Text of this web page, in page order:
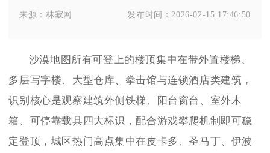
来源：林寂网 发布时间： 2026-02-15 17:46:50
沙漠地图所有可登上的楼顶集中在带外置楼梯、
多层写字楼、大型仓库、拳击馆与连锁酒店类建筑，
识别核心是观察建筑外侧铁梯、阳台窗台、室外木
箱、可停靠载具四大标识，配合游戏攀爬机制即可稳
定登顶，城区热门高点集中在皮卡多、圣马丁、伊波